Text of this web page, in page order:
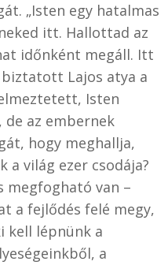
„Isten egy hatalmas
itt. Hallottad az
időnként megáll. Itt
biztatott Lajos atya a
Isten
de az embernek
hogy meghallja,
a világ ezer csodája?
megfogható van –
a fejlődés felé megy,
kell lépnünk a
a